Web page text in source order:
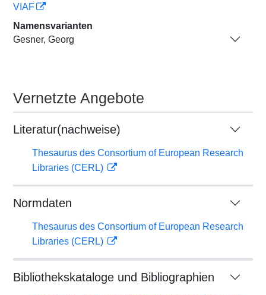
VIAF
Namensvarianten
Gesner, Georg
Vernetzte Angebote
Literatur(nachweise)
Thesaurus des Consortium of European Research
Libraries (CERL)
Normdaten
Thesaurus des Consortium of European Research
Libraries (CERL)
Bibliothekskataloge und Bibliographien